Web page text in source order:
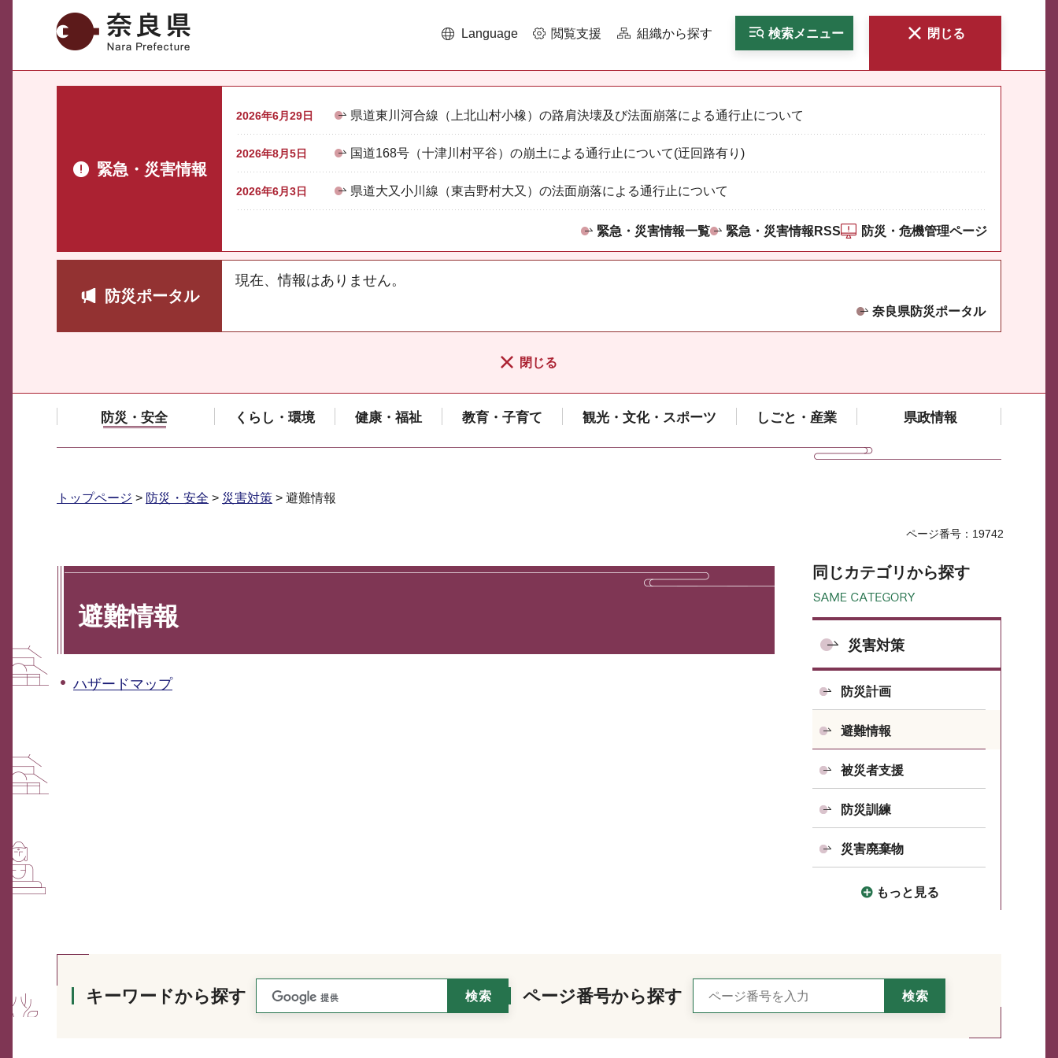
奈良県 Language 閲覧支援 組織から探す 検索メニュー 閉じる
緊急・災害情報
2026年6月29日 県道東川河合線（上北山村小橡）の路肩決壊及び法面崩落による通行止について
2026年8月5日 国道168号（十津川村平谷）の崩土による通行止について(迂回路有り)
2026年6月3日 県道大又小川線（東吉野村大又）の法面崩落による通行止について
緊急・災害情報一覧 緊急・災害情報RSS 防災・危機管理ページ
防災ポータル
現在、情報はありません。
奈良県防災ポータル
閉じる
防災・安全 くらし・環境 健康・福祉 教育・子育て 観光・文化・スポーツ しごと・産業 県政情報
トップページ > 防災・安全 > 災害対策 > 避難情報
ページ番号：19742
避難情報
ハザードマップ
同じカテゴリから探す
災害対策
防災計画
避難情報
被災者支援
防災訓練
災害廃棄物
もっと見る
キーワードから探す ページ番号から探す